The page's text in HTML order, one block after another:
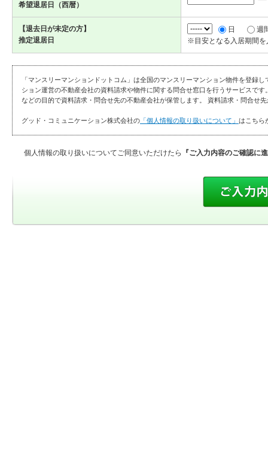
希望退居日（西暦）
【退去日が未定の方】
推定退居日
日
週
※目安となる入居期間を
「マンスリーマンションドットコム」は全国のマンスリーマンション物件を登録
ション運営の不動産会社の資料請求や物件に関する問合せ窓口を行うサービスで
などの目的で資料請求・問合せ先の不動産会社が保管します。 資料請求・問合せ
グッド・コミュニケーション株式会社の 「個人情報の取り扱いについて」 はこちら
個人情報の取り扱いについてご同意いただけたら 『ご入力内容のご確認に